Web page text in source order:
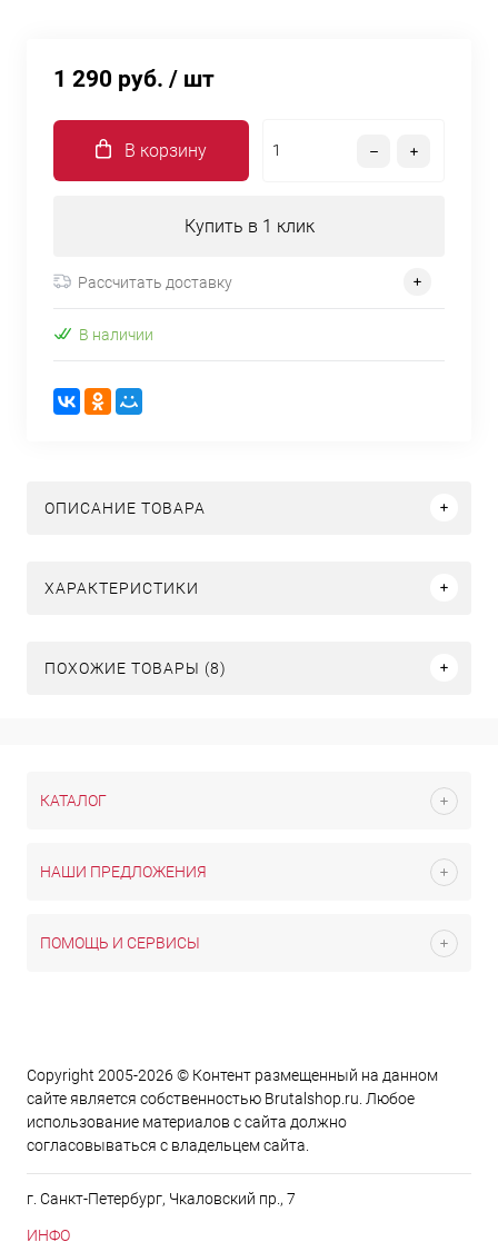
1 290 руб. / шт
В корзину
Купить в 1 клик
Рассчитать доставку
В наличии
ОПИСАНИЕ ТОВАРА
ХАРАКТЕРИСТИКИ
ПОХОЖИЕ ТОВАРЫ (8)
КАТАЛОГ
НАШИ ПРЕДЛОЖЕНИЯ
ПОМОЩЬ И СЕРВИСЫ
Copyright 2005-2026 © Контент размещенный на данном
сайте является cобственностью Brutalshop.ru. Любое
использование материалов с сайта должно
согласовываться с владельцем сайта.
г. Санкт-Петербург, Чкаловский пр., 7
ИНФО